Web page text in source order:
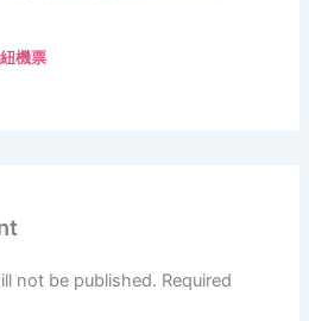
機票
not be published. Required